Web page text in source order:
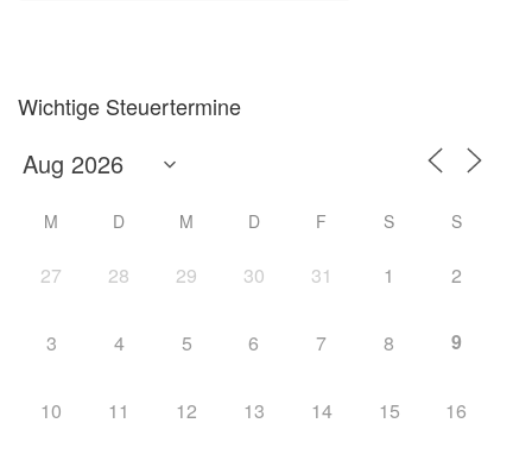
Wichtige Steuertermine
M D M D F S S
27 28 29 30 31 1 2
3 4 5 6 7 8 9
10 11 12 13 14 15 16